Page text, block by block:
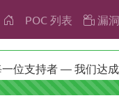
POC 列表 漏
位支持者 — 我们达成